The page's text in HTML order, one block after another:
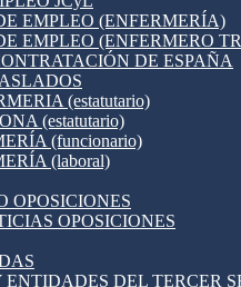
EMPLEO (ENFERMERÍA)
EMPLEO (ENFERMERO
DE ESPAÑA
(estatutario)
(estatutario)
(funcionario)
(laboral)
OPOSICIONES
OPOSICIONES
DEL TERCER